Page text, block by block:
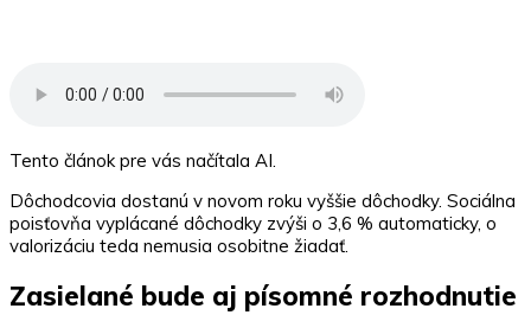
Tento článok pre vás načítala AI.
Dôchodcovia dostanú v novom roku vyššie dôchodky. Sociálna
poisťovňa vyplácané dôchodky zvýši o 3,6 % automaticky, o
valorizáciu teda nemusia osobitne žiadať.
Zasielané bude aj písomné rozhodnutie